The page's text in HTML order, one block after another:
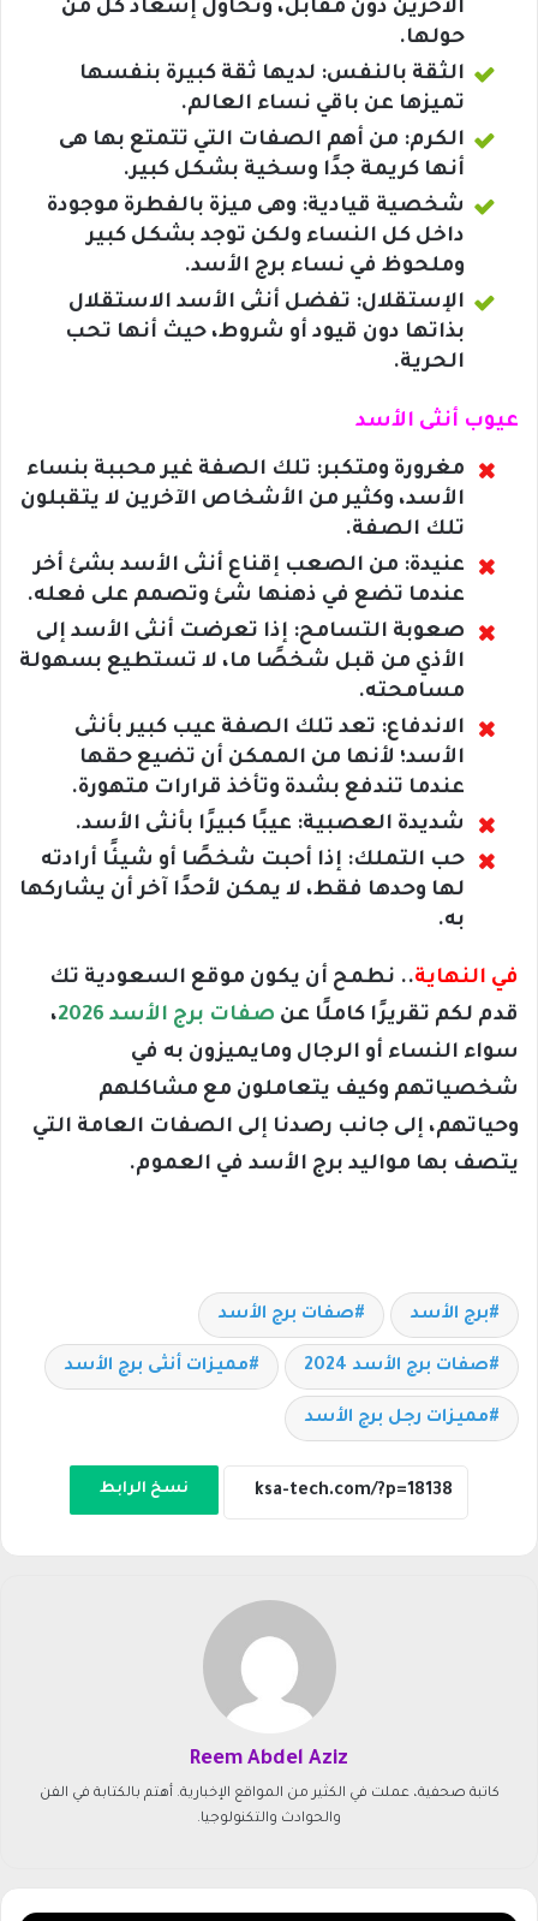
الآخرين دون مقابل، وتحاول إسعاد كل من
حولها.
الثقة بالنفس: لديها ثقة كبيرة بنفسها
تميزها عن باقي نساء العالم.
الكرم: من أهم الصفات التي تتمتع بها هى
أنها كريمة جدًا وسخية بشكل كبير.
شخصية قيادية: وهى ميزة بالفطرة موجودة
داخل كل النساء ولكن توجد بشكل كبير
وملحوظ في نساء برج الأسد.
الإستقلال: تفضل أنثى الأسد الاستقلال
بذاتها دون قيود أو شروط، حيث أنها تحب
الحرية.
عيوب أنثى الأسد
مغرورة ومتكبر: تلك الصفة غير محببة بنساء
الأسد، وكثير من الأشخاص الآخرين لا يتقبلون
تلك الصفة.
عنيدة: من الصعب إقناع أنثى الأسد بشئ أخر
عندما تضع في ذهنها شئ وتصمم على فعله.
صعوبة التسامح: إذا تعرضت أنثى الأسد إلى
الأذي من قبل شخصًا ما، لا تستطيع بسهولة
مسامحته.
الاندفاع: تعد تلك الصفة عيب كبير بأنثى
الأسد؛ لأنها من الممكن أن تضيع حقها
عندما تندفع بشدة وتأخذ قرارات متهورة.
شديدة العصبية: عيبًا كبيرًا بأنثى الأسد.
حب التملك: إذا أحبت شخصًا أو شيئًا أرادته
لها وحدها فقط، لا يمكن لأحدًا آخر أن يشاركها
به.
في النهاية.. نطمح أن يكون موقع السعودية تك
قدم لكم تقريرًا كاملًا عن صفات برج الأسد 2026
،
سواء النساء أو الرجال ومايميزون به في
شخصياتهم وكيف يتعاملون مع مشاكلهم
وحياتهم، إلى جانب رصدنا إلى الصفات العامة التي
يتصف بها مواليد برج الأسد في العموم.
برج الأسد صفات برج الأسد
صفات برج الأسد 2024 مميزات أنثى برج الأسد
مميزات رجل برج الأسد
نسخ الرابط
Reem Abdel Aziz
كاتبة صحفية، عملت في الكثير من المواقع الإخبارية. أهتم بالكتابة في الفن
والحوادث والتكنولوجيا.